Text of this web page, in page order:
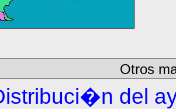
Otros
del